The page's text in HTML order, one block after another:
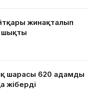
жинақталып
шықты
шарасы 620 адамды
жіберді